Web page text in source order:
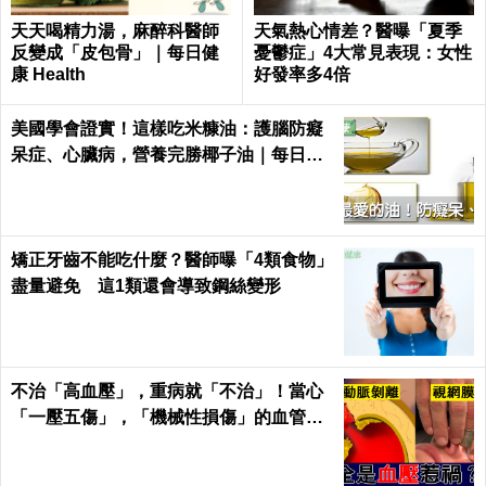
天天喝精力湯，麻醉科醫師
反變成「皮包骨」｜每日健
康 Health
天氣熱心情差？醫曝「夏季
憂鬱症」4大常見表現：女性
好發率多4倍
美國學會證實！這樣吃米糠油：護腦防癡
呆症、心臟病，營養完勝椰子油｜每日健
矯正牙齒不能吃什麼？醫師曝「4類食物」
盡量避免 這1類還會導致鋼絲變形
不治「高血壓」，重病就「不治」！當心
「一壓五傷」，「機械性損傷」的血管衝